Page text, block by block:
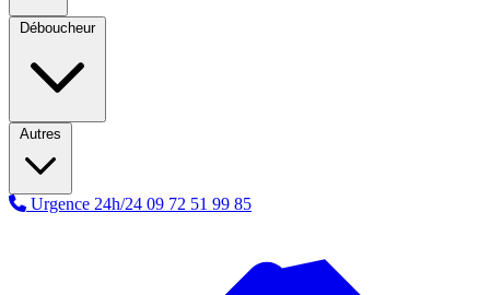
Déboucheur
Autres
Urgence 24h/24 09 72 51 99 85